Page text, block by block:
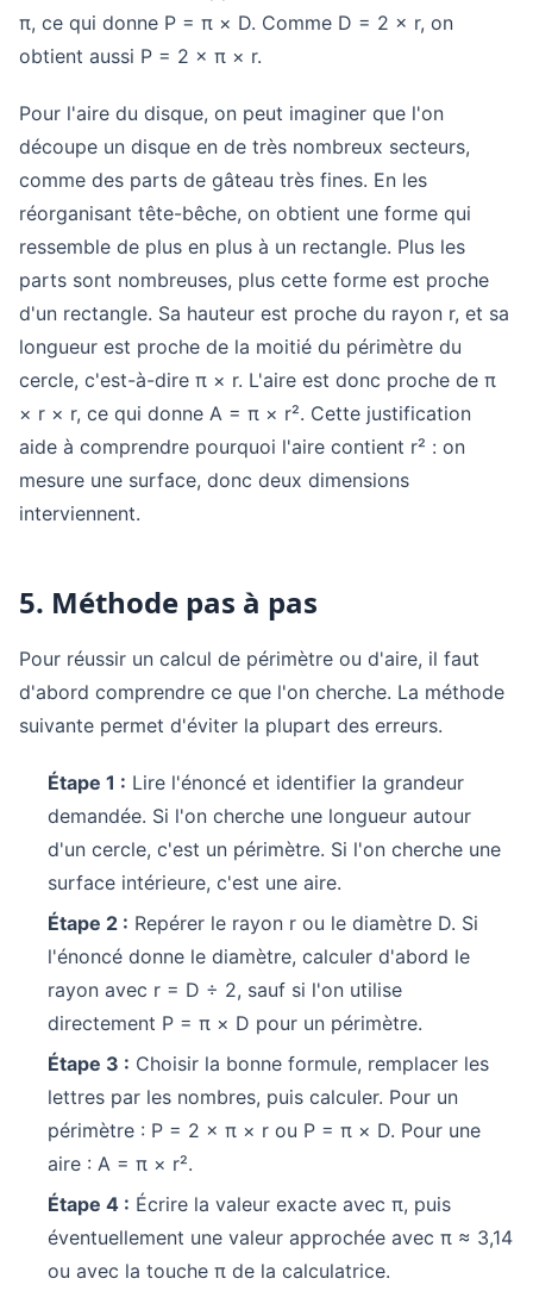
π, ce qui donne P = π × D. Comme D = 2 × r, on
obtient aussi P = 2 × π × r.
Pour l'aire du disque, on peut imaginer que l'on
découpe un disque en de très nombreux secteurs,
comme des parts de gâteau très fines. En les
réorganisant tête-bêche, on obtient une forme qui
ressemble de plus en plus à un rectangle. Plus les
parts sont nombreuses, plus cette forme est proche
d'un rectangle. Sa hauteur est proche du rayon r, et sa
longueur est proche de la moitié du périmètre du
cercle, c'est-à-dire π × r. L'aire est donc proche de π
× r × r, ce qui donne A = π × r². Cette justification
aide à comprendre pourquoi l'aire contient r² : on
mesure une surface, donc deux dimensions
interviennent.
5. Méthode pas à pas
Pour réussir un calcul de périmètre ou d'aire, il faut
d'abord comprendre ce que l'on cherche. La méthode
suivante permet d'éviter la plupart des erreurs.
Étape 1 : Lire l'énoncé et identifier la grandeur
demandée. Si l'on cherche une longueur autour
d'un cercle, c'est un périmètre. Si l'on cherche une
surface intérieure, c'est une aire.
Étape 2 : Repérer le rayon r ou le diamètre D. Si
l'énoncé donne le diamètre, calculer d'abord le
rayon avec r = D ÷ 2, sauf si l'on utilise
directement P = π × D pour un périmètre.
Étape 3 : Choisir la bonne formule, remplacer les
lettres par les nombres, puis calculer. Pour un
périmètre : P = 2 × π × r ou P = π × D. Pour une
aire : A = π × r².
Étape 4 : Écrire la valeur exacte avec π, puis
éventuellement une valeur approchée avec π ≈ 3,14
ou avec la touche π de la calculatrice.